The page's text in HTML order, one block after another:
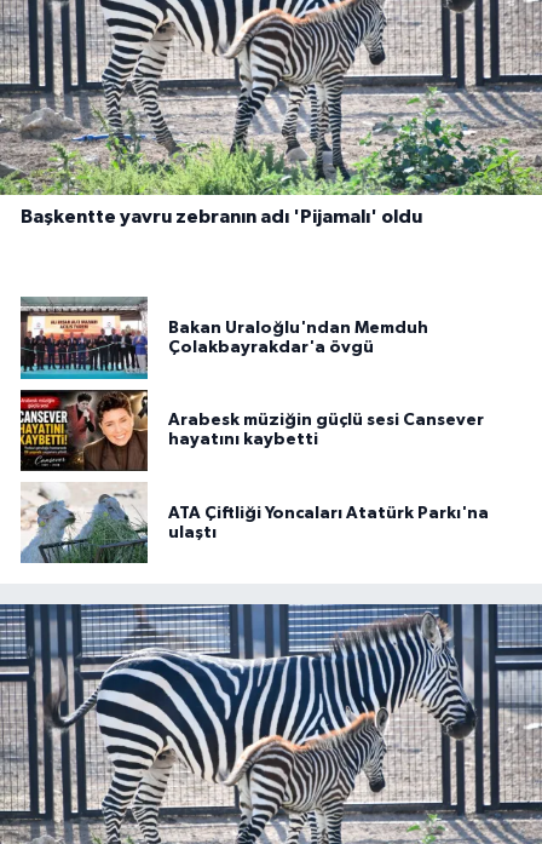
Başkentte yavru zebranın adı 'Pijamalı' oldu
Bakan Uraloğlu'ndan Memduh
Çolakbayrakdar'a övgü
Arabesk müziğin güçlü sesi Cansever
hayatını kaybetti
ATA Çiftliği Yoncaları Atatürk Parkı'na
ulaştı